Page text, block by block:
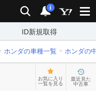
検索 通知
i
ID新規取得
ホンダの車種一覧 ホンダの
お気に入り
一覧を見る
最近見た
中古車